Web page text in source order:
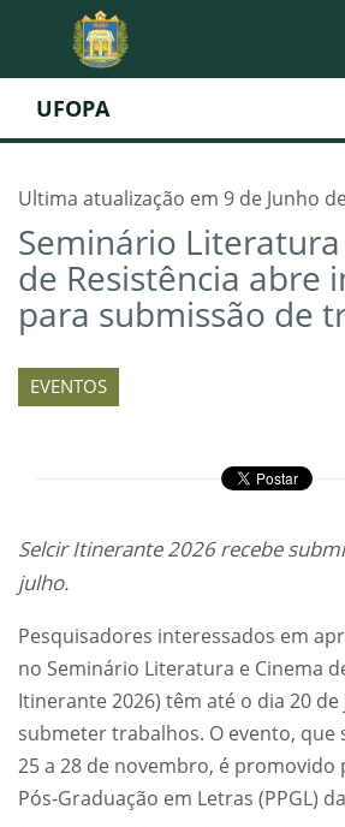
UFOPA
Ultima atualização em 9 de Junho
Seminário
de Resistência abre
para submissão de
EVENTOS
Selcir Itinerante 2026 recebe
julho.
Pesquisadores interessados em
no Seminário Literatura e Cinema
Itinerante 2026) têm até o dia 20
submeter trabalhos. O evento, que
25 a 28 de novembro, é promovido
Pós-Graduação em Letras (PPGL)